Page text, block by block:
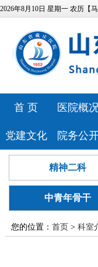
2026年8月10日 星期一 农历【
首 页 医院概
医院简介
领导班子
发展历程
医疗资源
党建文化
历史纪念馆
党建动态
巾帼文明岗
院务公
信息公开
服务指南
信访投诉
精神二科
中青年骨干
您的位置： 首页 > 科室